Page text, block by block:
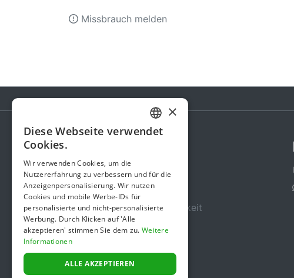
Missbrauch melden
Gebühren
Über uns
Sicherheit und Zuverlässigkeit
Nutzungsbedingungen
Datenschutz
Impressum
GERMAN
×
Diese Webseite verwendet
Cookies.
Wir verwenden Cookies, um die
Nutzererfahrung zu verbessern und für die
Anzeigenpersonalisierung. Wir nutzen
Cookies und mobile Werbe-IDs für
personalisierte und nicht-personalisierte
Werbung. Durch Klicken auf 'Alle
akzeptieren' stimmen Sie dem zu. Weitere
Informationen
ALLE AKZEPTIEREN